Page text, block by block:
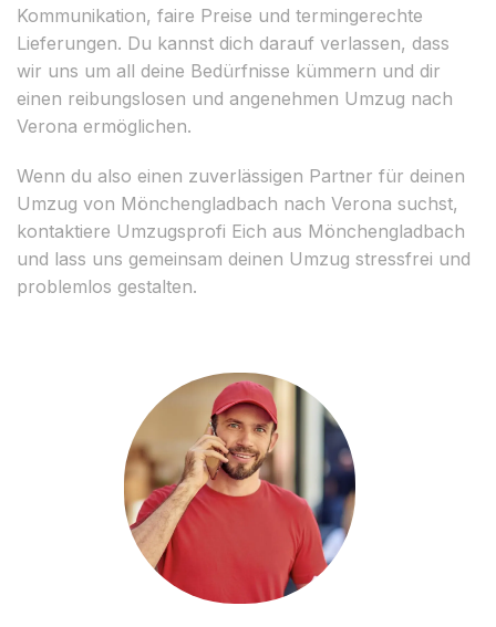
Kommunikation, faire Preise und termingerechte
Lieferungen. Du kannst dich darauf verlassen, dass
wir uns um all deine Bedürfnisse kümmern und dir
einen reibungslosen und angenehmen Umzug nach
Verona ermöglichen.
Wenn du also einen zuverlässigen Partner für deinen
Umzug von Mönchengladbach nach Verona suchst,
kontaktiere Umzugsprofi Eich aus Mönchengladbach
und lass uns gemeinsam deinen Umzug stressfrei und
problemlos gestalten.